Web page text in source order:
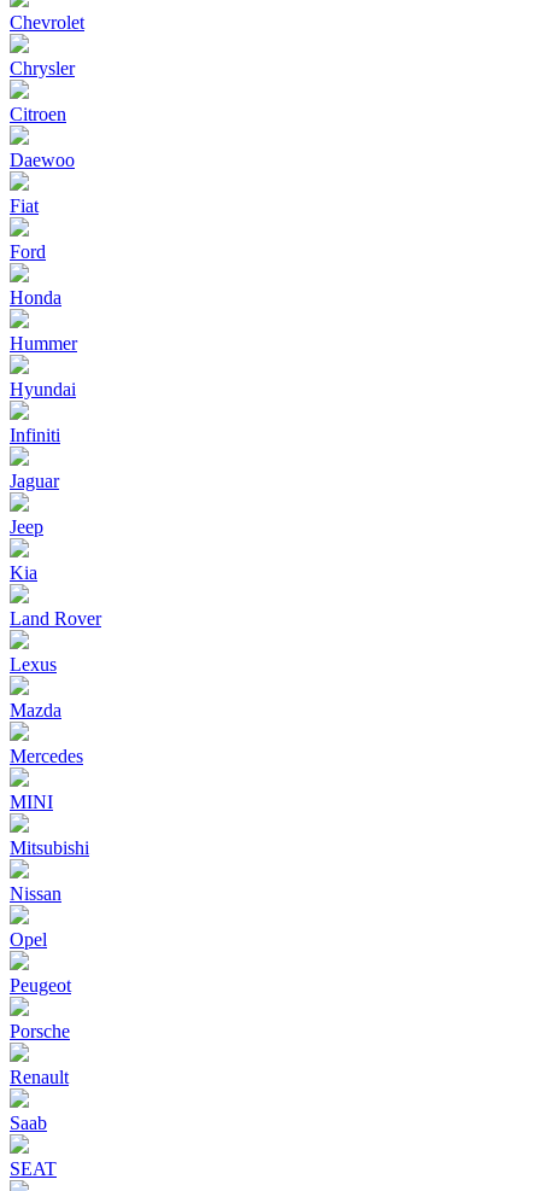
Chevrolet
Chrysler
Citroen
Daewoo
Fiat
Ford
Honda
Hummer
Hyundai
Infiniti
Jaguar
Jeep
Kia
Land Rover
Lexus
Mazda
Mercedes
MINI
Mitsubishi
Nissan
Opel
Peugeot
Porsche
Renault
Saab
SEAT